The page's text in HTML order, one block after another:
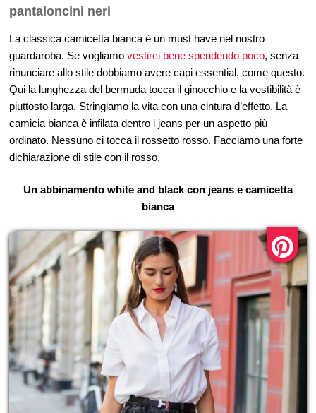
pantaloncini neri
La classica camicetta bianca è un must have nel nostro
guardaroba. Se vogliamo vestirci bene spendendo poco, senza
rinunciare allo stile dobbiamo avere capi essential, come questo.
Qui la lunghezza del bermuda tocca il ginocchio e la vestibilità è
piuttosto larga. Stringiamo la vita con una cintura d’effetto. La
camicia bianca è infilata dentro i jeans per un aspetto più
ordinato. Nessuno ci tocca il rossetto rosso. Facciamo una forte
dichiarazione di stile con il rosso.
Un abbinamento white and black con jeans e camicetta
bianca